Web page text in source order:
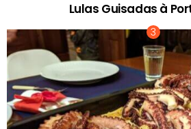
Lulas Guisadas à